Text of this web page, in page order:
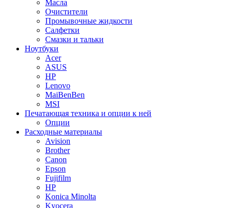
Масла
Очистители
Промывочные жидкости
Салфетки
Смазки и тальки
Ноутбуки
Acer
ASUS
HP
Lenovo
MaiBenBen
MSI
Печатающая техника и опции к ней
Опции
Расходные материалы
Avision
Brother
Canon
Epson
Fujifilm
HP
Konica Minolta
Kyocera